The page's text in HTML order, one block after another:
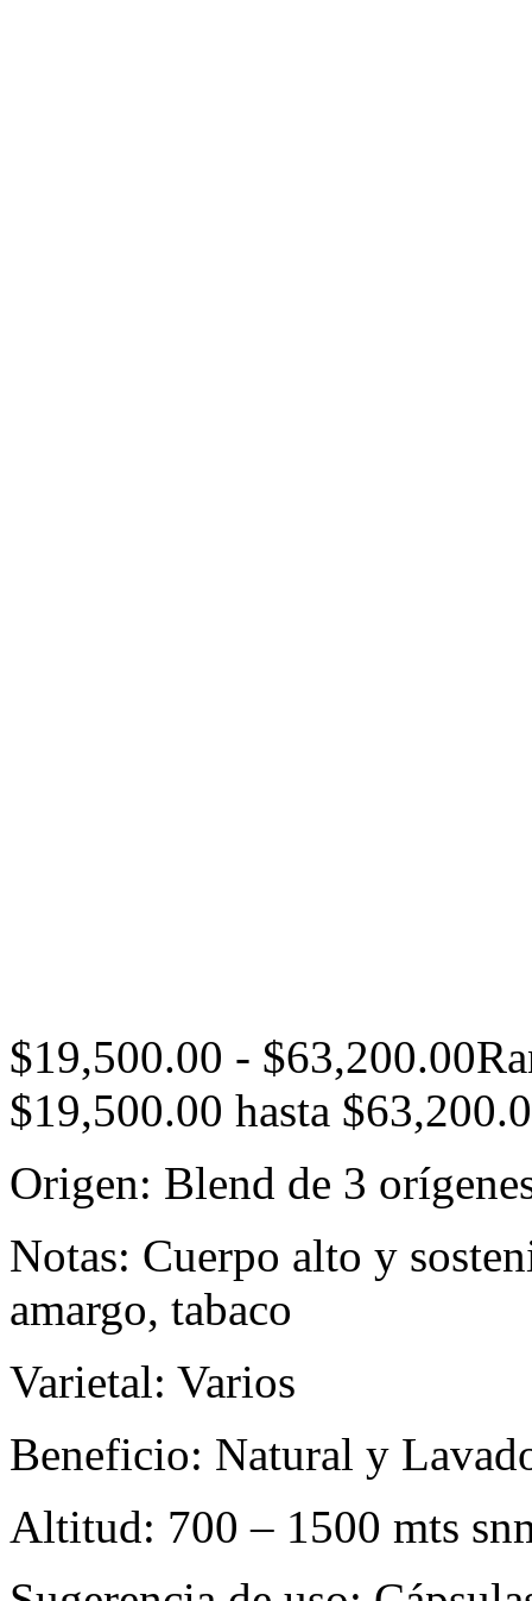
$19,500.00 - $63,200.00
$19,500.00 hasta
Origen: Blend de 3
Notas: Cuerpo alto y
amargo, tabaco
Varietal: Varios
Beneficio: Natural y
Altitud: 700 – 1500 mts